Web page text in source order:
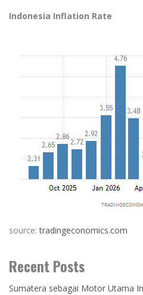
Indonesia Inflation Rate
source:tradingeconomics.com
Recent Posts
Sumatera sebagai Motor Utama